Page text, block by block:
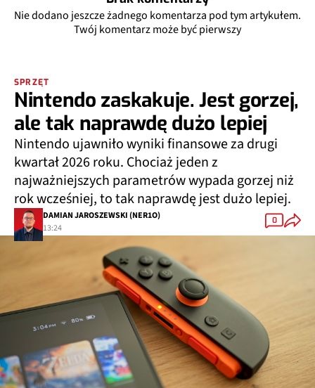
Nie dodano jeszcze żadnego komentarza pod tym artykułem.
Twój komentarz może być pierwszy
SPRZĘT
Nintendo zaskakuje. Jest gorzej,
ale tak naprawdę dużo lepiej
Nintendo ujawniło wyniki finansowe za drugi
kwartał 2026 roku. Chociaż jeden z
najważniejszych parametrów wypada gorzej niż
rok wcześniej, to tak naprawdę jest dużo lepiej.
DAMIAN JAROSZEWSKI (NER1O)
13:24
0